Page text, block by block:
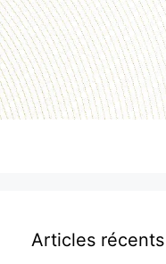
Articles récents